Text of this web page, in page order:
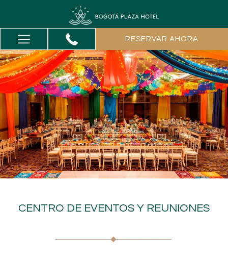
Hamburger
Menu
RESERVAR AHORA
CENTRO DE EVENTOS Y REUNIONES